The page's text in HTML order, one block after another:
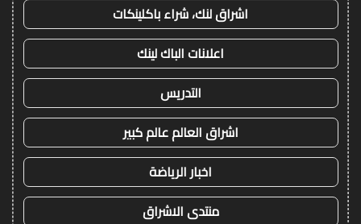
اشراق لنك، شراء باكلينكات
اعلانات الباك لينك
التدريس
اشراق العالم عالم كبير
اخبار الرياضة
منتدى الاشراق